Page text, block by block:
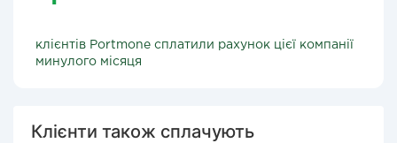
клієнтів Portmone сплатили рахунок цієї компанії
минулого місяця
Клієнти також сплачують